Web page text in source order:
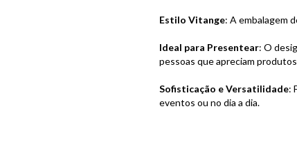
Estilo Vitange: A embalagem
Ideal para Presentear: O
pessoas que apreciam
Sofisticação e Versatilidade:
eventos ou no dia a dia.